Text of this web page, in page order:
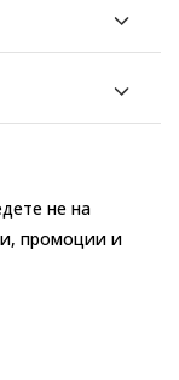
не на
промоции и